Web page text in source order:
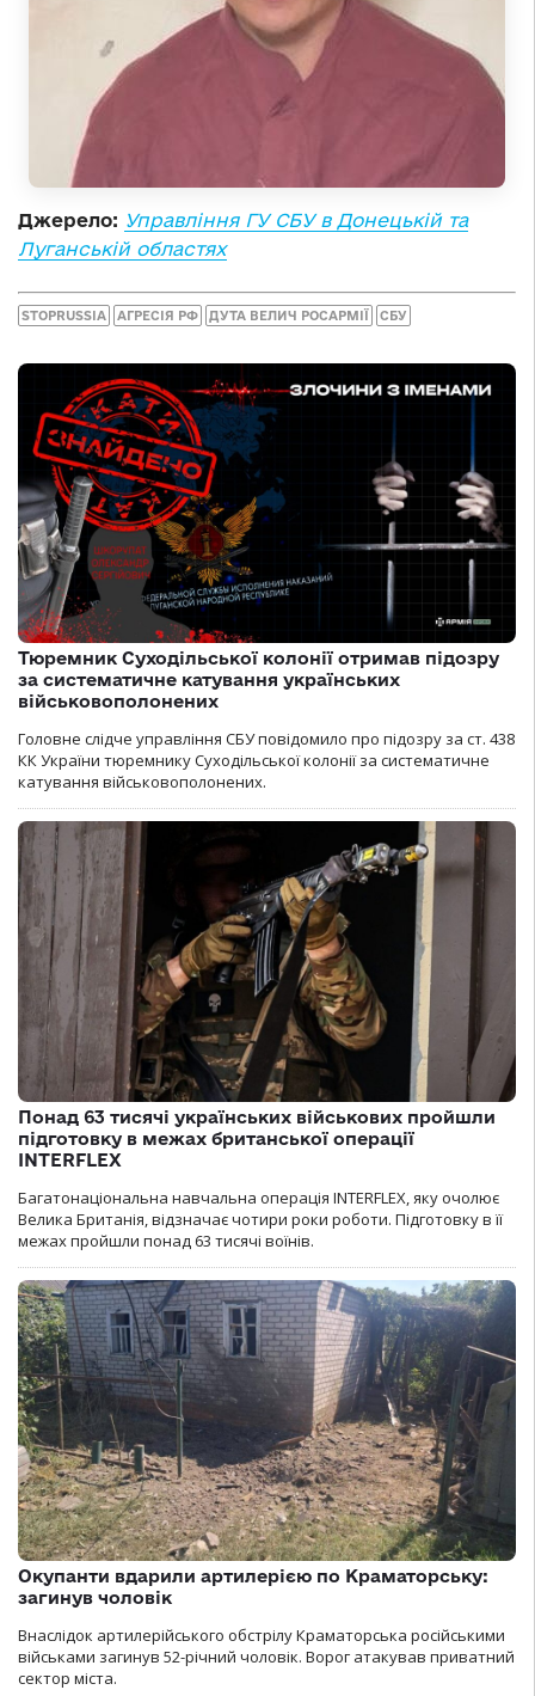
Джерело: Управління ГУ СБУ в Донецькій та
Луганській областях
STOPRUSSIA АГРЕСІЯ РФ ДУТА ВЕЛИЧ РОСАРМІЇ СБУ
Тюремник Суходільської колонії отримав підозру
за систематичне катування українських
військовополонених
Головне слідче управління СБУ повідомило про підозру за ст. 438
КК України тюремнику Суходільської колонії за систематичне
катування військовополонених.
Понад 63 тисячі українських військових пройшли
підготовку в межах британської операції
INTERFLEX
Багатонаціональна навчальна операція INTERFLEX, яку очолює
Велика Британія, відзначає чотири роки роботи. Підготовку в її
межах пройшли понад 63 тисячі воїнів.
Окупанти вдарили артилерією по Краматорську:
загинув чоловік
Внаслідок артилерійського обстрілу Краматорська російськими
військами загинув 52-річний чоловік. Ворог атакував приватний
сектор міста.